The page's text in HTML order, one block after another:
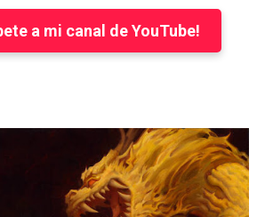
a mi canal de YouTube!